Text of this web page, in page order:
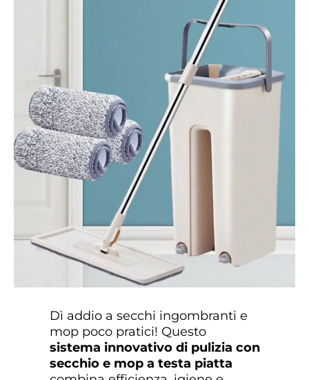
Dì addio a secchi ingombranti e
mop poco pratici! Questo
sistema innovativo di pulizia con
secchio e mop a testa piatta